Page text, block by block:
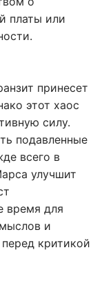
платы или
принесет
этот хаос
силу.
подавленные
всего в
улучшит
время для
и
критикой